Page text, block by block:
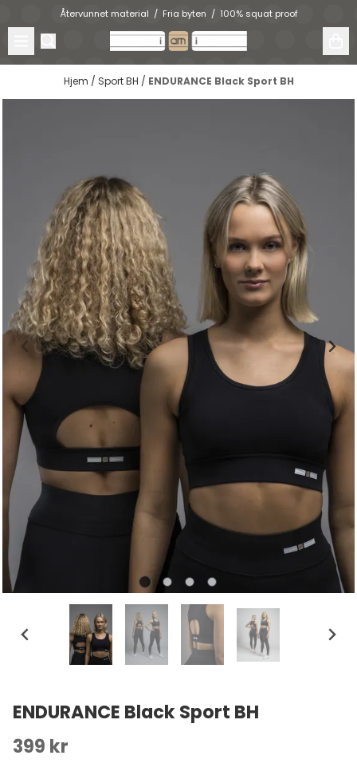
Hopp til innholdÅtervunnet material / Fria byten / 100% squat proof
Hjem / Sport BH / ENDURANCE Black Sport BH
ENDURANCE Black Sport BH
399 kr